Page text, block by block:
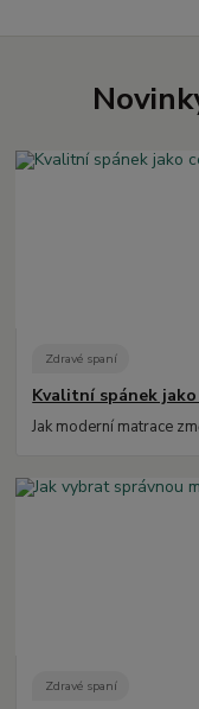
Zdravé spaní
Kvalitní spánek
Jak moderní matrace
Zdravé spaní